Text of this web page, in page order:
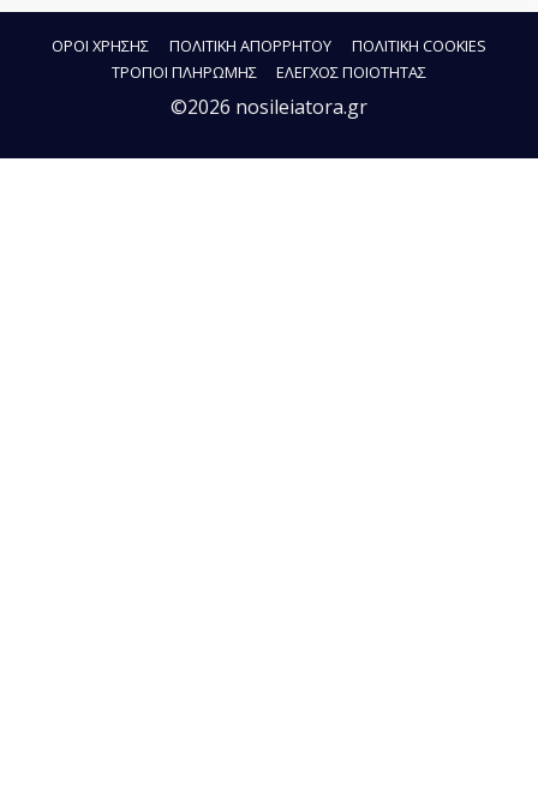
ΟΡΟΙ ΧΡΗΣΗΣ ΠΟΛΙΤΙΚΗ ΑΠΟΡΡΗΤΟΥ
ΠΟΛΙΤΙΚΗ COOKIES
ΤΡΟΠΟΙ ΠΛΗΡΩΜΗΣ
ΕΛΕΓΧΟΣ ΠΟΙΟΤΗΤΑΣ
©2026 nosileiatora.gr